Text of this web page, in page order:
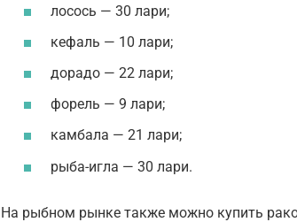
лосось — 30 лари;
кефаль — 10 лари;
дорадо — 22 лари;
форель — 9 лари;
камбала — 21 лари;
рыба-игла — 30 лари.
На рыбном рынке также можно купить